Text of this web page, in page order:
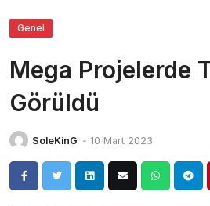
Genel
Mega Projelerde
Görüldü
SoleKinG - 10 Mart 2023